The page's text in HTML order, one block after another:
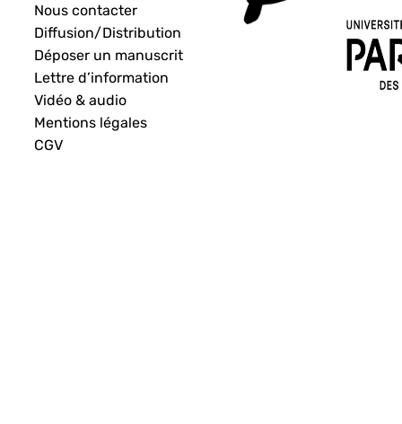
Nous contacter
Diffusion/Distribution
Déposer un manuscrit
Lettre d’information
Vidéo & audio
Mentions légales
CGV